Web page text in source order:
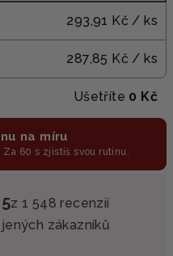
293,91 Kč / ks
287,85 Kč / ks
Ušetříte 0 Kč
na míru
60 s zjistíš svou rutinu.
z 1 548 recenzií
zákazníků